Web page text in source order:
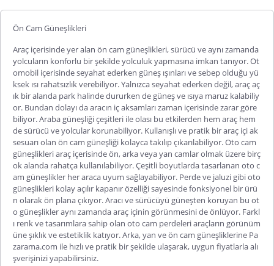
Ön Cam Güneşlikleri
Araç içerisinde yer alan ön cam güneşlikleri, sürücü ve aynı zamanda
yolcuların konforlu bir şekilde yolculuk yapmasına imkan tanıyor. Ot
omobil içerisinde seyahat ederken güneş ışınları ve sebep olduğu yü
ksek ısı rahatsızlık verebiliyor. Yalnızca seyahat ederken değil, araç aç
ık bir alanda park halinde dururken de güneş ve ısıya maruz kalabiliy
or. Bundan dolayı da aracın iç aksamları zaman içerisinde zarar göre
biliyor. Araba güneşliği çeşitleri ile olası bu etkilerden hem araç hem
de sürücü ve yolcular korunabiliyor. Kullanışlı ve pratik bir araç içi ak
sesuarı olan ön cam güneşliği kolayca takılıp çıkarılabiliyor. Oto cam
güneşlikleri araç içerisinde ön, arka veya yan camlar olmak üzere birç
ok alanda rahatça kullanılabiliyor. Çeşitli boyutlarda tasarlanan oto c
am güneşlikler her araca uyum sağlayabiliyor. Perde ve jaluzi gibi oto
güneşlikleri kolay açılır kapanır özelliği sayesinde fonksiyonel bir ürü
n olarak ön plana çıkıyor. Aracı ve sürücüyü güneşten koruyan bu ot
o güneşlikler aynı zamanda araç içinin görünmesini de önlüyor. Farkl
ı renk ve tasarımlara sahip olan oto cam perdeleri araçların görünüm
üne şıklık ve estetiklik katıyor. Arka, yan veön cam güneşliklerine Pa
zarama.com ile hızlı ve pratik bir şekilde ulaşarak, uygun fiyatlarla alı
şverişinizi yapabilirsiniz.